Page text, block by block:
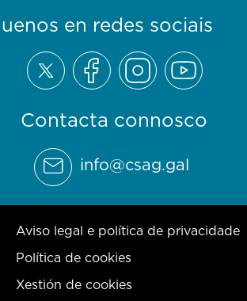
Contacta connosco
info@csag.gal
en redes sociais
Aviso legal e política de privacidade
Política de cookies
Xestión de cookies